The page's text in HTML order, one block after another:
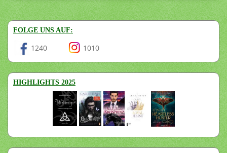
FOLGE UNS AUF:
1240 1010
HIGHLIGHTS 2025